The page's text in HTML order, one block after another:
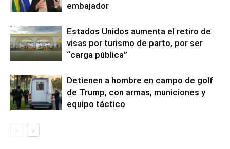
embajador
Estados Unidos aumenta el retiro de
visas por turismo de parto, por ser
“carga pública”
Detienen a hombre en campo de golf
de Trump, con armas, municiones y
equipo táctico